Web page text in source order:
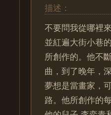
描述：
不要問我從哪裡
並紅遍大街小巷
所創作的。他不
曲，到了晚年，
夢想是當畫家，
路。他所創作的